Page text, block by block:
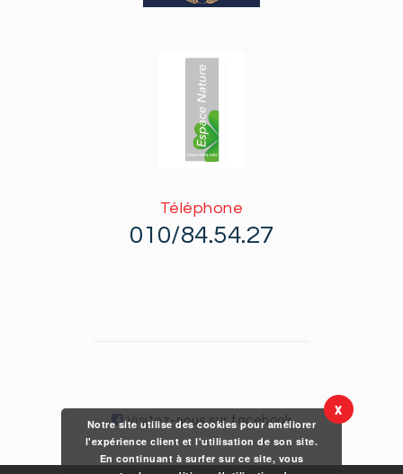
Téléphone
010/84.54.27
Visitez-nous sur facebook
Notre site utilise des cookies pour améliorer
l'expérience client et l'utilisation de son site.
En continuant à surfer sur ce site, vous
X